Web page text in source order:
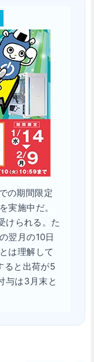
の期間限定
実施中だ。
けられる。た
翌月の10日
は理解して
ると出荷が5
与は3月末と